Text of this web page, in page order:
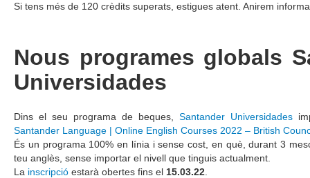
Si tens més de 120 crèdits superats, estigues atent. Anirem
Nous programes globals
Universidades
Dins el seu programa de beques, Santander Universidades
Santander Language | Online English Courses 2022 – British
És un programa 100% en línia i sense cost, en què, durant 3
teu anglès, sense importar el nivell que tinguis actualment.
La inscripció estarà obertes fins el 15.03.22